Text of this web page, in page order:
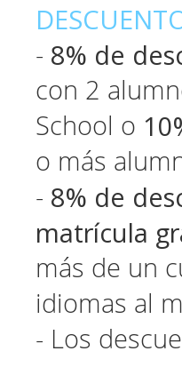
- 8% de
con 2
School o
o más
- 8% de
matrícula
más de un
idiomas al
- Los